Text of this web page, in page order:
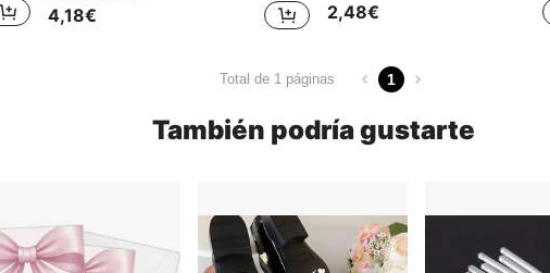
4,18€ 2,48€
Total de 1 páginas 1
También podría gustarte